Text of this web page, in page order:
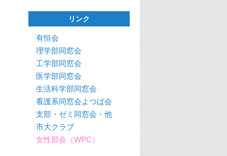
リンク
有恒会
理学部同窓会
工学部同窓会
医学部同窓会
生活科学部同窓会
看護系同窓会よつば会
支部・ゼミ同窓会・他
市大クラブ
女性部会（WPC）